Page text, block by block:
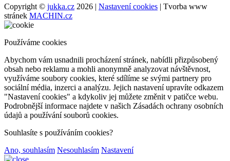
Copyright © jukka.cz 2026 | Nastavení cookies | Tvorba www
stránek MACHIN.cz
Používáme cookies
Abychom vám usnadnili procházení stránek, nabídli přizpůsobený
obsah nebo reklamu a mohli anonymně analyzovat návštěvnost,
využíváme soubory cookies, které sdílíme se svými partnery pro
sociální média, inzerci a analýzu. Jejich nastavení upravíte odkazem
"Nastavení cookies" a kdykoliv jej můžete změnit v patičce webu.
Podrobnější informace najdete v našich Zásadách ochrany osobních
údajů a používání souborů cookies.
Souhlasíte s používáním cookies?
Ano, souhlasím Nesouhlasím Nastavení